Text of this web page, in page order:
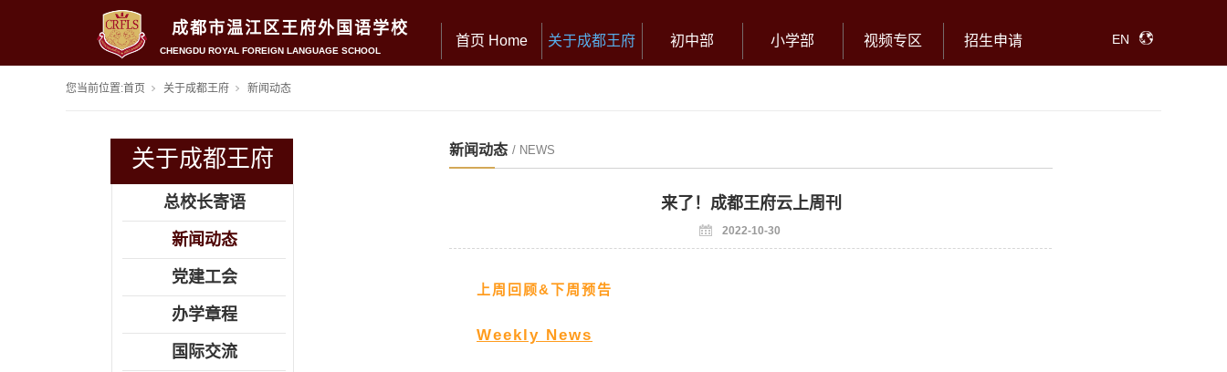
成都市温江区王府外国语学校
CHENGDU ROYAL FOREIGN LANGUAGE SCHOOL
首页 Home 关于成都王府 初中部 小学部 视频专区 招生申请 EN
您当前位置:首页 关于成都王府 新闻动态
关于成都王府
总校长寄语
新闻动态
党建工会
办学章程
国际交流
新闻动态 / NEWS
来了！成都王府云上周刊
2022-10-30
上周回顾&下周预告
Weekly News